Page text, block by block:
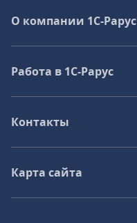
О компании 1C-Рарус
Работа в 1С‑Рарус
Контакты
Карта сайта